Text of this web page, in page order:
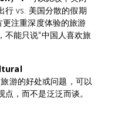
行 vs. 美国分散的假期
注重深度体验的旅游
不能只说"中国人喜欢旅
游的好处或问题，可以
，而不是泛泛而谈。